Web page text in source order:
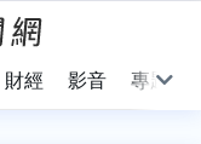
財經 影音 專題